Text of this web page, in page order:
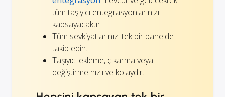
tüm taşıyıcı entegrasyonlarınızı
kapsayacaktır.
Tüm sevkiyatlarınızı tek bir panelde
takip edin.
Taşıyıcı ekleme, çıkarma veya
değiştirme hızlı ve kolaydır.